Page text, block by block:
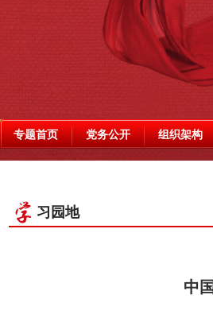
专题首页 党务公开 组织架构
习园地
中